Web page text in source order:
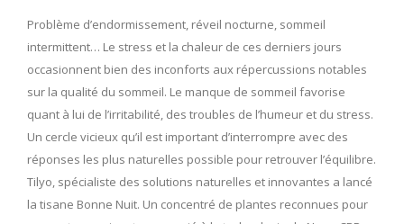
Problème d’endormissement, réveil nocturne, sommeil
intermittent… Le stress et la chaleur de ces derniers jours
occasionnent bien des inconforts aux répercussions notables
sur la qualité du sommeil. Le manque de sommeil favorise
quant à lui de l’irritabilité, des troubles de l’humeur et du stress.
Un cercle vicieux qu’il est important d’interrompre avec des
réponses les plus naturelles possible pour retrouver l’équilibre.
Tilyo, spécialiste des solutions naturelles et innovantes a lancé
la tisane Bonne Nuit. Un concentré de plantes reconnues pour